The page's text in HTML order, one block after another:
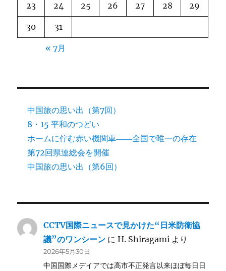
23 24 25 26 27 28 29
30 31
« 7月
中国旅の思い出（第7回）
8・15 平和のつどい
ホームに佇む赤い機関車――全国で唯一の存在
第72回県連総会を開催
中国旅の思い出（第6回）
CCTV国際ニュースで見かけた“日米防衛協
議”のワンシーン にH. Shiragami より
2026年5月30日
中国国際メデイアでは高市不正発言以来ほぼ毎日日